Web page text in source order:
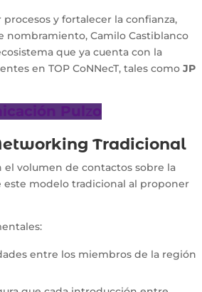
y fortalecer la confianza,
nombramiento, Camilo Castiblanco
que ya cuenta con la
en TOP CoNNecT, tales comoJP
Pulzo
Tradicional
volumen de contactos sobre la
este modelo tradicional al proponer
entre los miembros de la región